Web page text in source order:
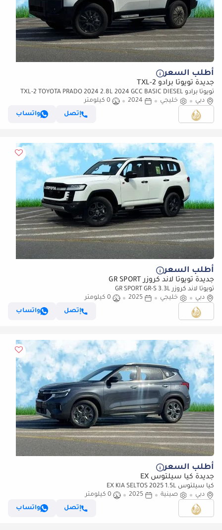
أطلب السعر
جديدة تويوتا برادو TXL-2
تويوتا برادو TXL-2 TOYOTA PRADO 2024 2.8L 2024 GCC BASIC DIESEL
دبي
خليجي 2024
0 كيلومتر
إتصل
واتساب
أطلب السعر
جديدة تويوتا لاند كروزر GR SPORT
تويوتا لاند كروزر GR SPORT GR-S 3.3L
دبي
خليجي 2025
0 كيلومتر
إتصل
واتساب
أطلب السعر
جديدة كيا سيلتوس EX
كيا سيلتوس EX KIA SELTOS 2025 1.5L
دبي
صينية 2025
0 كيلومتر
إتصل
واتساب